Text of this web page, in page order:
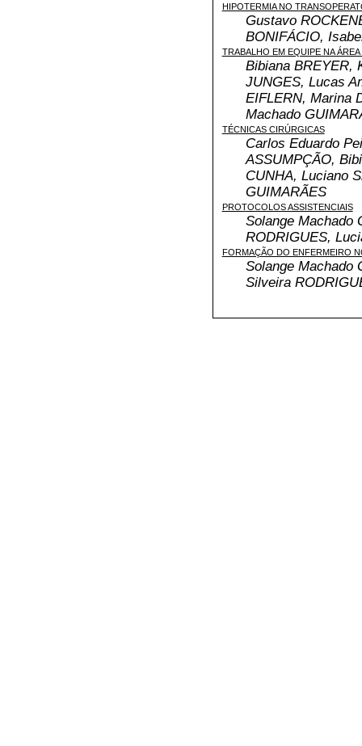
HIPOTERMIA NO
Gustavo
BONIFÁCIO,
TRABALHO EM EQUIPE NA ÁREA
Bibiana BREYER,
JUNGES, Lucas
EIFLERN, Marina
Machado
TÉCNICAS CIRÚRGICAS
Carlos Eduardo
ASSUMPÇÃO,
CUNHA, Luciano
GUIMARÃES
PROTOCOLOS ASSISTENCIAIS
Solange Machado
RODRIGUES,
FORMAÇÃO DO ENFERMEIRO
Solange Machado
Silveira